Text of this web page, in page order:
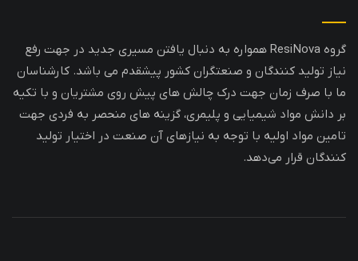
گروه ResiNova همواره به دنبال یافتن مسیری جدید در جهت رفع
نیاز تولید کنندگان و صنعتگران کشور پیشقدم می باشد. کارشناسان
ما با صرف زمان جهت درک چالش های پیش روی مشتریان و با تکیه
بر دانش مواد شیمیایی و پلیمری، گزینه های منحصر به فردی جهت
تامین مواد اولیه با توجه به نیازهای آن صنعت در اختیار تولید
کنندگان قرار می‌دهد.